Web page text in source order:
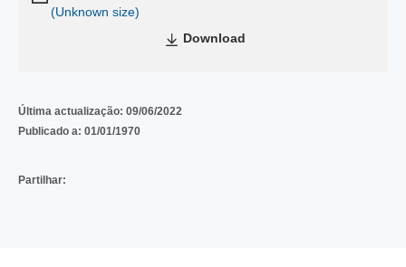
(Unknown size)
Download
Última actualização: 09/06/2022
Publicado a: 01/01/1970
Partilhar: